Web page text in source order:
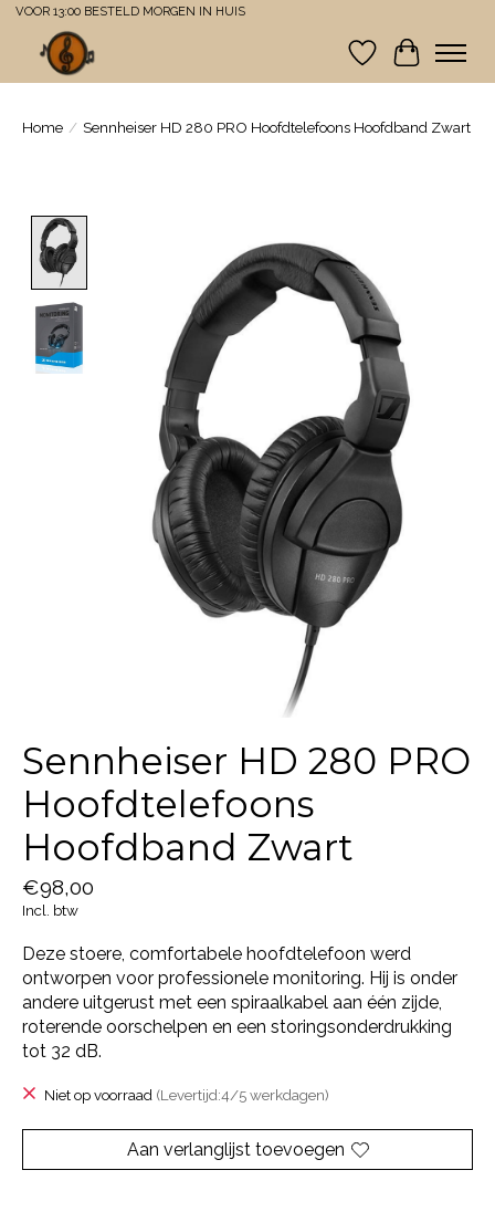
VOOR 13:00 BESTELD MORGEN IN HUIS
Verlanglijst
Home / Sennheiser HD 280 PRO Hoofdtelefoons Hoofdband Zwart
Sennheiser HD 280 PRO
Hoofdtelefoons
Hoofdband Zwart
€98,00
Incl. btw
Deze stoere, comfortabele hoofdtelefoon werd
ontworpen voor professionele monitoring. Hij is onder
andere uitgerust met een spiraalkabel aan één zijde,
roterende oorschelpen en een storingsonderdrukking
tot 32 dB.
Niet op voorraad (Levertijd:4/5 werkdagen)
Aan verlanglijst toevoegen